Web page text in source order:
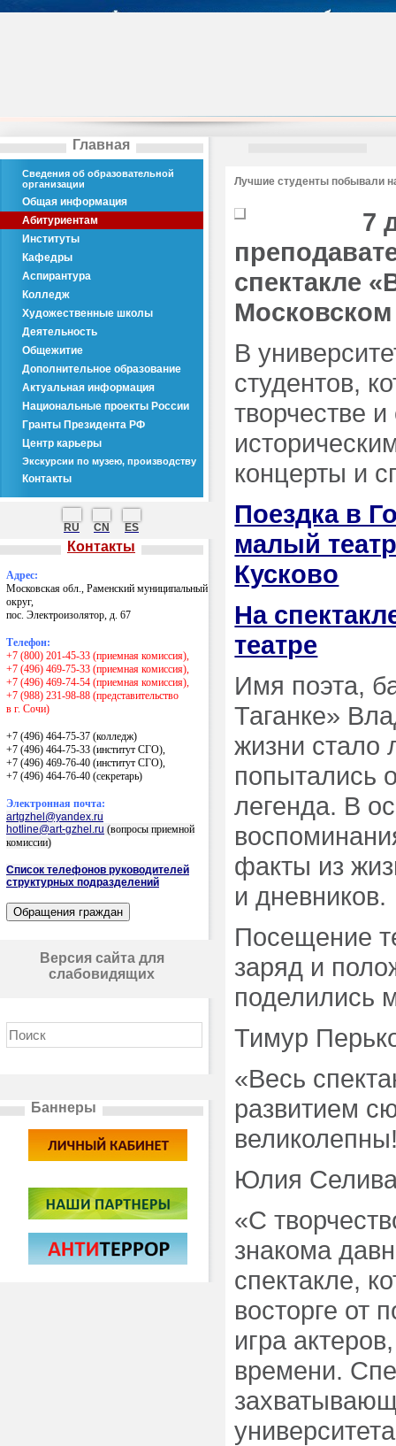
Главная
Сведения об образовательной
организации
Общая информация
Абитуриентам
Институты
Кафедры
Аспирантура
Колледж
Художественные школы
Деятельность
Общежитие
Дополнительное образование
Актуальная информация
Национальные проекты России
Гранты Президента РФ
Центр карьеры
Экскурсии по музею, производству
Контакты
RU CN ES
Контакты
Адрес:
Московская обл., Раменский муниципальный
округ,
пос. Электроизолятор, д. 67
Телефон:
+7 (800) 201-45-33 (приемная комиссия),
+7 (496) 469-75-33 (приемная комиссия),
+7 (496) 469-74-54 (приемная комиссия),
+7 (988) 231-98-88 (представительство
в г. Сочи)
+7 (496) 464-75-37 (колледж)
+7 (496) 464-75-33 (институт СГО),
+7 (496) 469-76-40 (институт СГО),
+7 (496) 464-76-40 (секретарь)
Электронная почта:
artgzhel@yandex.ru
hotline@art-gzhel.ru (вопросы приемной
комиссии)
Список телефонов руководителей
структурных подразделений
Версия сайта для
слабовидящих
Баннеры
Лучшие студенты побывали
7
спектакле
Московском
В
студентов,
творчестве
концерты и
Поездка в
малый
Кусково
На
театре
Имя поэта,
Таганке»
жизни стало
попытались
легенда. В
факты из
и дневников.
Посещение
заряд и
поделились
Тимур
«Весь
развитием
Юлия
«С
знакома
спектакле,
восторге от
игра
времени.